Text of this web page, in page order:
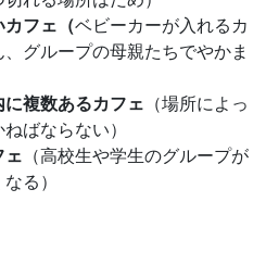
カフェ（ベビーカーが入れるカ
グループの母親たちでやかま
に複数あるカフェ （場所によっ
ばならない）
ェ （高校生や学生のグループが
る）